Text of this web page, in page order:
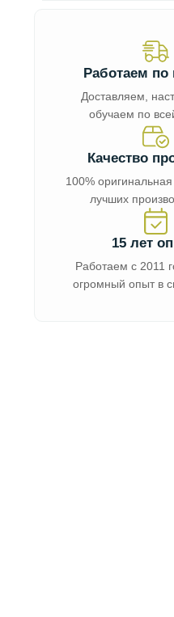
Работаем по
Доставляем,
обучаем по
Качество
100%
лучших
15 лет
Работаем с 2011
огромный опыт в